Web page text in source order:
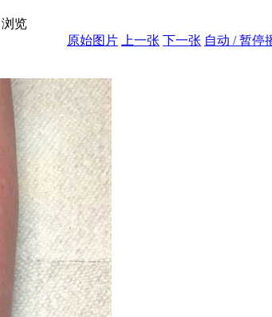
浏览
原始图片 上一张 下一张 自动 / 暂停